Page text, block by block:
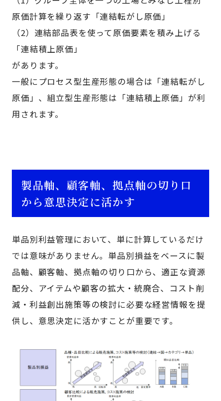
原価計算を繰り返す「連結転がし原価」
（2）連結部品表を使って原価要素を積み上げる
「連結積上原価」
があります。
一般にプロセス型生産形態の場合は「連結転がし
原価」、組立型生産形態は「連結積上原価」が利
用されます。
製品軸、顧客軸、拠点軸の切り口
から意思決定に活かす
単品別利益管理において、単に計算しているだけ
では意味がありません。単品別損益をベースに製
品軸、顧客軸、拠点軸の切り口から、適正な資源
配分、アイテムや顧客の拡大・統廃合、コスト削
減・利益創出施策等の検討に必要な経営情報を提
供し、意思決定に活かすことが重要です。